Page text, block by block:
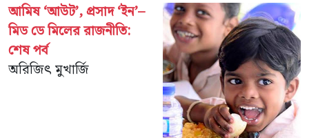
আমিষ ‘আউট’, প্রসাদ ‘ইন’–
মিড ডে মিলের রাজনীতি:
শেষ পর্ব
অরিজিৎ মুখার্জি